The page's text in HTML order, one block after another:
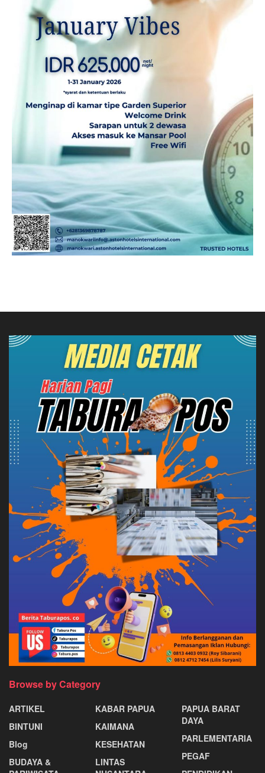
Browse by Category
ARTIKEL
BINTUNI
Blog
BUDAYA &
KABAR PAPUA
KAIMANA
KESEHATAN
LINTAS
PAPUA BARAT
DAYA
PARLEMENTARIA
PEGAF